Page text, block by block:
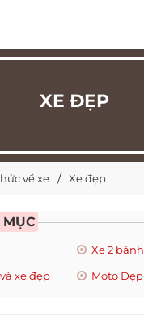
XE ĐẸP
về xe Xe đẹp
Xe 2 bánh
xe đẹp
Moto Đẹp